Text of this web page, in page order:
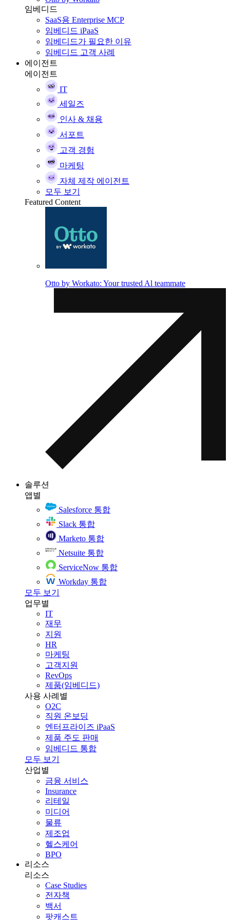
임베디드
SaaS용 Enterprise MCP
임베디드 iPaaS
임베디드가 필요한 이유
임베디드 고객 사례
에이전트
에이전트
IT
세일즈
인사 & 채용
서포트
고객 경험
마케팅
자체 제작 에이전트
모두 보기
Featured Content
Otto by Workato: Your trusted Al teammate
솔루션
앱별
Salesforce 통합
Slack 통합
Marketo 통합
Netsuite 통합
ServiceNow 통합
Workday 통합
모두 보기
업무별
IT
재무
지원
HR
마케팅
고객지원
RevOps
제품(임베디드)
사용 사례별
O2C
직원 온보딩
엔터프라이즈 iPaaS
제품 주도 판매
임베디드 통합
모두 보기
산업별
금융 서비스
Insurance
리테일
미디어
물류
제조업
헬스케어
BPO
리소스
리소스
Case Studies
전자책
백서
팟캐스트